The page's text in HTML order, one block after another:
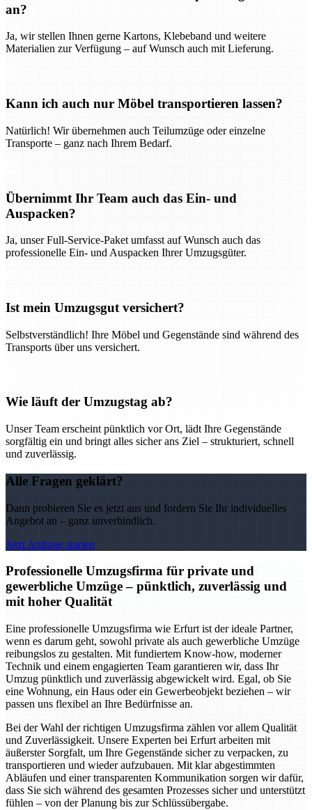
an?
Ja, wir stellen Ihnen gerne Kartons, Klebeband und weitere
Materialien zur Verfügung – auf Wunsch auch mit Lieferung.
Kann ich auch nur Möbel transportieren lassen?
Natürlich! Wir übernehmen auch Teilumzüge oder einzelne
Transporte – ganz nach Ihrem Bedarf.
Übernimmt Ihr Team auch das Ein- und
Auspacken?
Ja, unser Full-Service-Paket umfasst auf Wunsch auch das
professionelle Ein- und Auspacken Ihrer Umzugsgüter.
Ist mein Umzugsgut versichert?
Selbstverständlich! Ihre Möbel und Gegenstände sind während des
Transports über uns versichert.
Wie läuft der Umzugstag ab?
Unser Team erscheint pünktlich vor Ort, lädt Ihre Gegenstände
sorgfältig ein und bringt alles sicher ans Ziel – strukturiert, schnell
und zuverlässig.
Alle Fragen geklärt?
Dann probieren Sie es jetzt aus und fordern Sie Ihr individuelles
Angebot an – ganz unverbindlich.
Jetzt Anfrage starten
Professionelle Umzugsfirma für private und
gewerbliche Umzüge – pünktlich, zuverlässig und
mit hoher Qualität
Eine professionelle Umzugsfirma wie Erfurt ist der ideale Partner,
wenn es darum geht, sowohl private als auch gewerbliche Umzüge
reibungslos zu gestalten. Mit fundiertem Know-how, moderner
Technik und einem engagierten Team garantieren wir, dass Ihr
Umzug pünktlich und zuverlässig abgewickelt wird. Egal, ob Sie
eine Wohnung, ein Haus oder ein Gewerbeobjekt beziehen – wir
passen uns flexibel an Ihre Bedürfnisse an.
Bei der Wahl der richtigen Umzugsfirma zählen vor allem Qualität
und Zuverlässigkeit. Unsere Experten bei Erfurt arbeiten mit
äußerster Sorgfalt, um Ihre Gegenstände sicher zu verpacken, zu
transportieren und wieder aufzubauen. Mit klar abgestimmten
Abläufen und einer transparenten Kommunikation sorgen wir dafür,
dass Sie sich während des gesamten Prozesses sicher und unterstützt
fühlen – von der Planung bis zur Schlüssübergabe.